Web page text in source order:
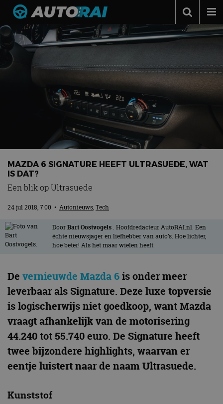
Autonieuws
Podcast
Autotests
Automerken
MotorRAI.nl
MAZDA 6 SIGNATURE HEEFT ULTRASUEDE, WAT
IS DAT?
Een blik op Ultrasuede
24 jul 2018, 7:00 • Autonieuws,Tech
DoorBart Oostvogels . Hoofdredacteur AutoRAI.nl. Een
échte nieuwsjager en liefhebber van auto’s. Hoe lichter,
hoe beter! Als het maar wielen heeft.
De vernieuwde Mazda 6is onder meer
leverbaar als Signature. Deze luxe topversie
is logischerwijs niet goedkoop, want Mazda
vraagt afhankelijk van de motorisering
44.240 tot 55.740 euro. De Signature heeft
twee bijzondere highlights, waarvan er
eentje luistert naar de naam Ultrasuede.
Kunststof